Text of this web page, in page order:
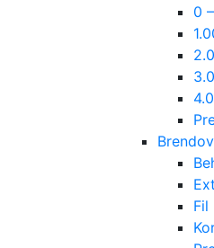
0
Fil